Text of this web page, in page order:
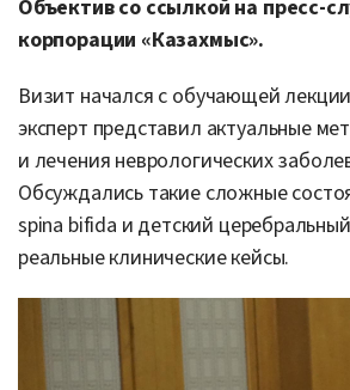
Объектив со ссылкой на пресс-
корпорации «Казахмыс».
Визит начался с обучающей
эксперт представил актуальные
и лечения неврологических
Обсуждались такие сложные
spina bifida и детский
реальные клинические кейсы.